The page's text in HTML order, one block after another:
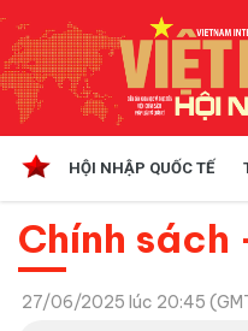
HỘI NHẬP QUỐC TẾ
Chính sách
27/06/2025 lúc 20:45